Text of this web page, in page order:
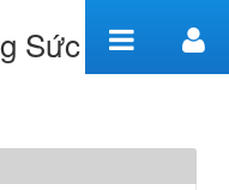
Sức Khỏe
-